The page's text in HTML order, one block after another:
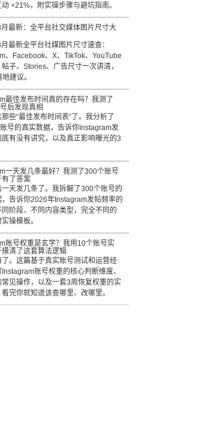
+21%，附实操步骤与避坑指南。
最新：全平台社交媒体图片尺寸大
最新全平台社媒图片尺寸速查：
、Facebook、X、TikTok、YouTube
子、Stories、广告尺寸一次讲清，
建议。
最佳发布时间真的存在吗？我测了
后发现真相
些“最佳发布时间表”了。我分析了
号的真实数据，告诉你Instagram发
有没有讲究，以及真正影响曝光的3
一天发几条最好？我测了300个账号
有了答案
天发几条了。我拆解了300个账号的
，告诉你2026年Instagram发帖频率的
阶段、不同内容类型，完全不同的
操模板。
账号权重是玄学？我用10个账号实
摸清了这套算法逻辑
了。这篇基于真实账号测试和运营经
账号权重的核心判断维度、
常见操作，以及一套3周恢复权重的实
完你就知道该查哪里、改哪里。